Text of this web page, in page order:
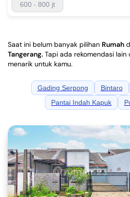
600 - 800 jt
Saat ini belum banyak pilihan Rumah
Tangerang. Tapi ada rekomendasi
menarik untuk kamu.
Gading Serpong Bintaro
Pantai Indah Kapuk